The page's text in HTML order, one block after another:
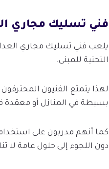
فني تسليك مجاري
يلعب فني تسليك مجاري
التحتية للمبنى.
لهذا يتمتع الفنيون
بسيطة في المنازل أو معقدة
كما أنهم مدربون على
دون اللجوء إلى حلول عامة لا